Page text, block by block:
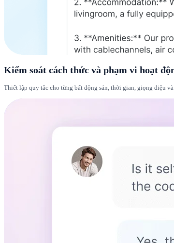
Kiểm soát cách thức và phạm vi hoạt
Thiết lập quy tắc cho từng bất động sản, thời gian, giọng điệu